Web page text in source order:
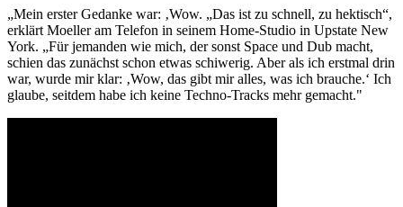
„Mein erster Gedanke war: ‚Wow. „Das ist zu schnell, zu hektisch“,
erklärt Moeller am Telefon in seinem Home-Studio in Upstate New
York. „Für jemanden wie mich, der sonst Space und Dub macht,
schien das zunächst schon etwas schiwerig. Aber als ich erstmal drin
war, wurde mir klar: ‚Wow, das gibt mir alles, was ich brauche.‘ Ich
glaube, seitdem habe ich keine Techno-Tracks mehr gemacht."